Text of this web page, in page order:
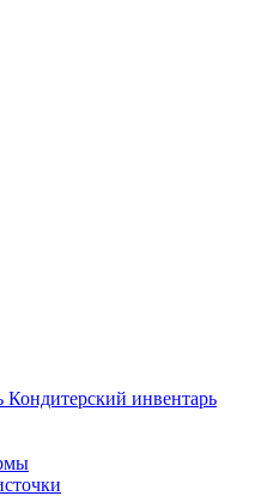
Кондитерский инвентарь